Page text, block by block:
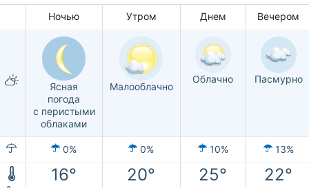
Ночью Утром Днем Вечером
Ясная
погода
с перистыми
облаками
Малооблачно
Облачно Пасмурно
0% 0% 10% 13%
16° 20° 25° 22°